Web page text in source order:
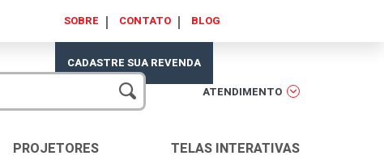
SOBRE CONTATO BLOG
CADASTRE SUA REVENDA
ATENDIMENTO
PROJETORES TELAS INTERATIVAS